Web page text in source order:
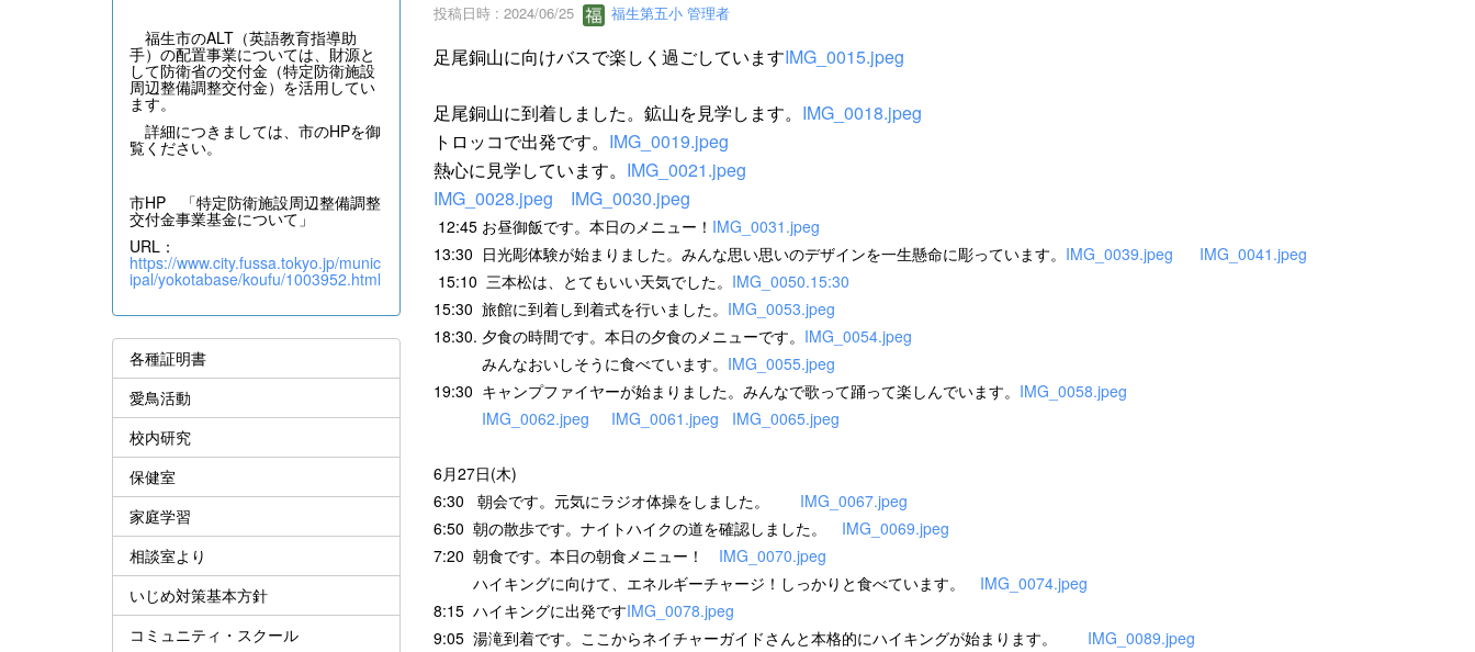
投稿日時 : 2024/06/25 福生第五小 管理者
足尾銅山に向けバスで楽しく過ごしていますIMG_0015.jpeg
足尾銅山に到着しました。鉱山を見学します。 IMG_0018.jpeg
トロッコで出発です。 IMG_0019.jpeg
熱心に見学しています。 IMG_0021.jpeg
IMG_0028.jpeg
IMG_0030.jpeg
12:45 お昼御飯です。本日のメニュー！ IMG_0031.jpeg
13:30 日光彫体験が始まりました。みんな思い思いのデザインを一生懸命に彫っています。 IMG_0039.jpeg
IMG_0041.jpeg
15:10 三本松は、とてもいい天気でした。 IMG_0050.15:30
15:30 旅館に到着し到着式を行いました。 IMG_0053.jpeg
18:30. 夕食の時間です。本日の夕食のメニューです。 IMG_0054.jpeg
みんなおいしそうに食べています。 IMG_0055.jpeg
19:30 キャンプファイヤーが始まりました。みんなで歌って踊って楽しんでいます。 IMG_0058.jpeg
IMG_0062.jpeg
IMG_0061.jpeg IMG_0065.jpeg
6月27日(木)
6:30 朝会です。元気にラジオ体操をしました。 IMG_0067.jpeg
6:50 朝の散歩です。ナイトハイクの道を確認しました。 IMG_0069.jpeg
7:20 朝食です。本日の朝食メニュー！ IMG_0070.jpeg
ハイキングに向けて、エネルギーチャージ！しっかりと食べています。 IMG_0074.jpeg
8:15 ハイキングに出発ですIMG_0078.jpeg
9:05 湯滝到着です。ここからネイチャーガイドさんと本格的にハイキングが始まります。 IMG_0089.jpeg
福生市のALT（英語教育指導助
手）の配置事業については、財源と
して防衛省の交付金（特定防衛施設
周辺整備調整交付金）を活用してい
ます。
詳細につきましては、市のHPを御
覧ください。
市HP 「特定防衛施設周辺整備調整
交付金事業基金について」
URL：
https://www.city.fussa.tokyo.jp/munic
ipal/yokotabase/koufu/1003952.html
各種証明書
愛鳥活動
校内研究
保健室
家庭学習
相談室より
いじめ対策基本方針
コミュニティ・スクール